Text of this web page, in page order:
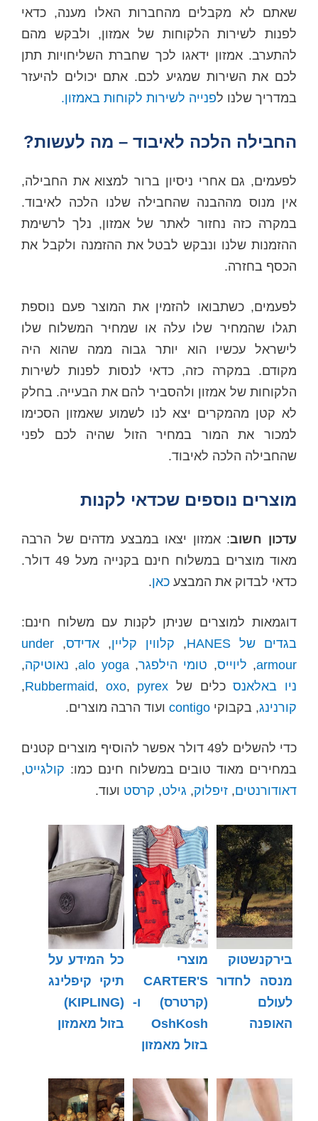
שאתם לא מקבלים מהחברות האלו מענה, כדאי
לפנות לשירות הלקוחות של אמזון, ולבקש מהם
להתערב. אמזון ידאגו לכך שחברת השליחויות תתן
לכם את השירות שמגיע לכם. אתם יכולים להיעזר
במדריך שלנו לפנייה לשירות לקוחות באמזון.
החבילה הלכה לאיבוד – מה לעשות?
לפעמים, גם אחרי ניסיון ברור למצוא את החבילה,
אין מנוס מההבנה שהחבילה שלנו הלכה לאיבוד.
במקרה כזה נחזור לאתר של אמזון, נלך לרשימת
ההזמנות שלנו ונבקש לבטל את ההזמנה ולקבל את
הכסף בחזרה.
לפעמים, כשתבואו להזמין את המוצר פעם נוספת
תגלו שהמחיר שלו עלה או שמחיר המשלוח שלו
לישראל עכשיו הוא יותר גבוה ממה שהוא היה
מקודם. במקרה כזה, כדאי לנסות לפנות לשירות
הלקוחות של אמזון ולהסביר להם את הבעייה. בחלק
לא קטן מהמקרים יצא לנו לשמוע שאמזון הסכימו
למכור את המור במחיר הזול שהיה לכם לפני
שהחבילה הלכה לאיבוד.
מוצרים נוספים שכדאי לקנות
עדכון חשוב: אמזון יצאו במבצע מדהים של הרבה
מאוד מוצרים במשלוח חינם בקנייה מעל 49 דולר.
כדאי לבדוק את המבצע כאן.
דוגמאות למוצרים שניתן לקנות עם משלוח חינם:
בגדים של HANES
, קלווין קליין, אדידס,
under
armour
, ליוייס, טומי הילפגר,
alo yoga
, נאוטיקה,
ניו באלאנסכלים של Rubbermaid, oxo, pyrex
,
קורנינג, בקבוקי contigo ועוד הרבה מוצרים.
כדי להשלים ל49 דולר אפשר להוסיף מוצרים קטנים
במחירים מאוד טובים במשלוח חינם כמו: קולגייט,
דאודורנטים, זיפלוק, גילט, קרסט ועוד.
בירקנשטוק
מנסה לחדור
לעולם
האופנה
מוצרי
CARTER'S
(קרטרס) ו-
OshKosh
בזול מאמזון
כל המידע על
תיקי קיפלינג
(KIPLING)
בזול מאמזון